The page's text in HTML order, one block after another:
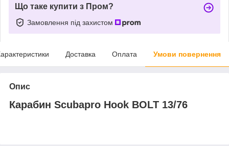
Що таке купити з Пром?
Замовлення під захистом
Доставка Оплата Умови повернення
Опис
Карабин Scubapro Hook BOLT 13/76